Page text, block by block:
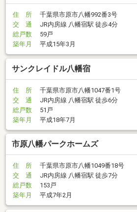
住 所
千葉県市原市八幡992番3号
交 通
JR内房線 八幡宿駅 徒歩4分
総戸数
59戸
築年月
平成15年3月
サンクレイドル八幡宿
住 所
千葉県市原市八幡1047番1号
交 通
JR内房線 八幡宿駅 徒歩6分
総戸数
51戸
築年月
平成18年7月
市原八幡パークホームズ
住 所
千葉県市原市八幡1049番18号
交 通
JR内房線 八幡宿駅 徒歩7分
総戸数
153戸
築年月
平成7年2月